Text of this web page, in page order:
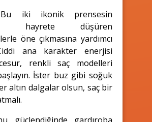
Bu iki ikonik prensesin
hayrete düşüren
öne çıkmasına yardımcı
ana karakter enerjisi
renkli saç modelleri
İster buz gibi soğuk
altın dalgalar olsun, saç bir